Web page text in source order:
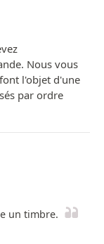
Nous vous
l'objet d'une
par ordre
un timbre.